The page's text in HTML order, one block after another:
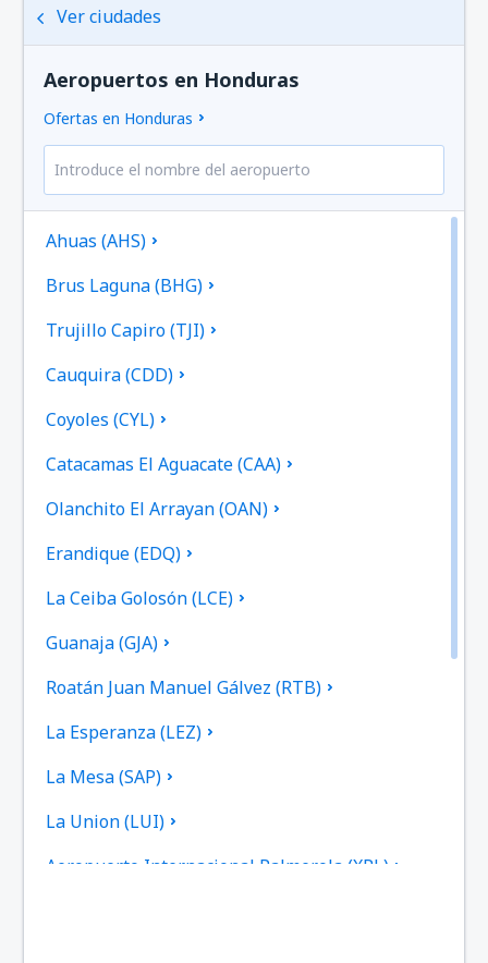
Ver ciudades
Aeropuertos en Honduras
Ofertas en Honduras
Ahuas (AHS)
Brus Laguna (BHG)
Trujillo Capiro (TJI)
Cauquira (CDD)
Coyoles (CYL)
Catacamas El Aguacate (CAA)
Olanchito El Arrayan (OAN)
Erandique (EDQ)
La Ceiba Golosón (LCE)
Guanaja (GJA)
Roatán Juan Manuel Gálvez (RTB)
La Esperanza (LEZ)
La Mesa (SAP)
La Union (LUI)
Aeropuerto Internacional Palmerola (XPL)